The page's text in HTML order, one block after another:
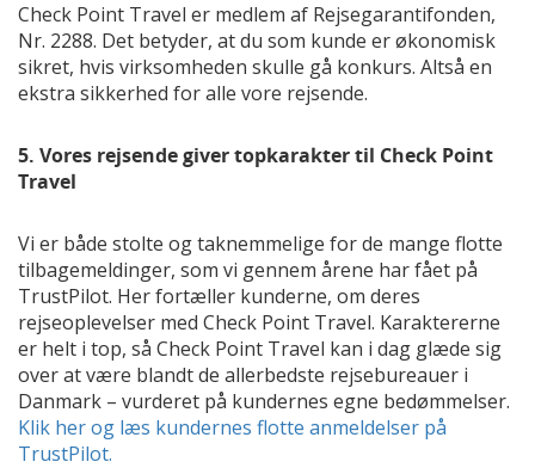
Check Point Travel er medlem af Rejsegarantifonden,
Nr. 2288. Det betyder, at du som kunde er økonomisk
sikret, hvis virksomheden skulle gå konkurs. Altså en
ekstra sikkerhed for alle vore rejsende.
5. Vores rejsende giver topkarakter til Check Point
Travel
Vi er både stolte og taknemmelige for de mange flotte
tilbagemeldinger, som vi gennem årene har fået på
TrustPilot. Her fortæller kunderne, om deres
rejseoplevelser med Check Point Travel. Karaktererne
er helt i top, så Check Point Travel kan i dag glæde sig
over at være blandt de allerbedste rejsebureauer i
Danmark – vurderet på kundernes egne bedømmelser.
Klik her og læs kundernes flotte anmeldelser på
TrustPilot.